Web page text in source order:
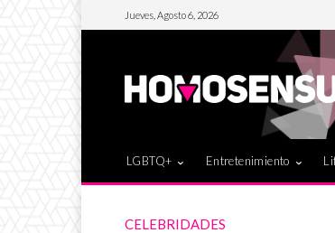
Jueves, Agosto 6, 2026
LGBTQ+ Entretenimiento
CELEBRIDADES